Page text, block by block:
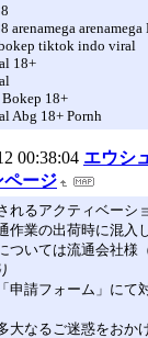
arenamega
tiktok indo viral
18+
18+
Abg 18+ Pornh
00:38:04 エウシ
ページ
れるアクティベーシ
作業の出荷時に混入
ついては流通会社様
申請フォーム」にて
大なるご迷惑をおか